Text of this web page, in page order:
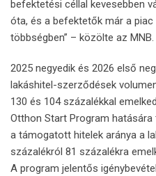
befektetési céllal kevesebben
óta, és a befektetők már a
többségben” – közölte az MNB.
2025 negyedik és 2026 első
lakáshitel-szerződések
130 és 104 százalékkal
Otthon Start Program
a támogatott hitelek aránya a
százalékról 81 százalékra
A program jelentős